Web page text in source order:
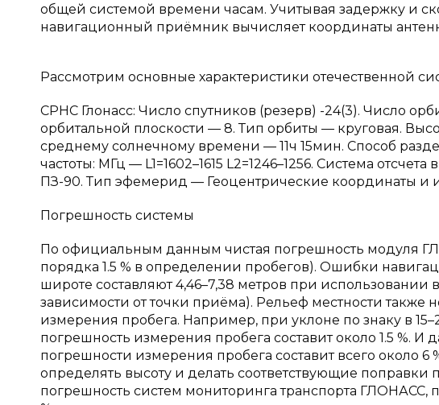
общей системой времени часам. Учитывая задержку и
навигационный приёмник вычисляет координаты
Рассмотрим основные характеристики отечественной
СРНС Глонасс: Число спутников (резерв) -24(3). Число
орбитальной плоскости — 8. Тип орбиты — круговая.
среднему солнечному времени — 11ч 15мин. Способ
частоты: МГц — L1=1602–1615 L2=1246–1256. Система
ПЗ-90. Тип эфемерид — Геоцентрические координаты и
Погрешность системы
По официальным данным чистая погрешность модуля
порядка 1.5 % в определении пробегов). Ошибки
широте составляют 4,46–7,38 метров при
зависимости от точки приёма). Рельеф местности также
измерения пробега. Например, при уклоне по знаку в
погрешность измерения пробега составит около 1.5 %. И
погрешности измерения пробега составит всего около
определять высоту и делать соответствующие
погрешность систем мониторинга транспорта ГЛОНАСС,